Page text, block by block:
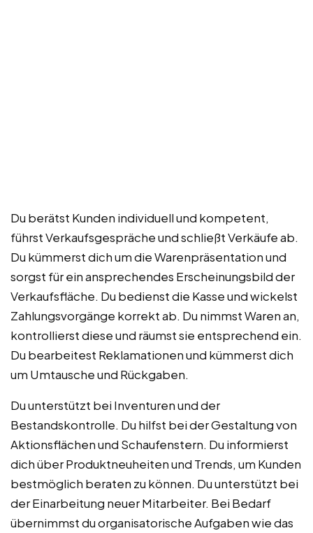
Du berätst Kunden individuell und kompetent,
führst Verkaufsgespräche und schließt Verkäufe ab.
Du kümmerst dich um die Warenpräsentation und
sorgst für ein ansprechendes Erscheinungsbild der
Verkaufsfläche. Du bedienst die Kasse und wickelst
Zahlungsvorgänge korrekt ab. Du nimmst Waren an,
kontrollierst diese und räumst sie entsprechend ein.
Du bearbeitest Reklamationen und kümmerst dich
um Umtausche und Rückgaben.
Du unterstützt bei Inventuren und der
Bestandskontrolle. Du hilfst bei der Gestaltung von
Aktionsflächen und Schaufenstern. Du informierst
dich über Produktneuheiten und Trends, um Kunden
bestmöglich beraten zu können. Du unterstützt bei
der Einarbeitung neuer Mitarbeiter. Bei Bedarf
übernimmst du organisatorische Aufgaben wie das